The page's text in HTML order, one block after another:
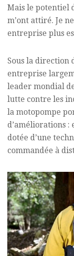
Mais le potentiel
m’ont attiré. Je
entreprise plus
Sous la direction
entreprise
leader mondial
lutte contre les
la motopompe
d’améliorations :
dotée d’une
commandée à